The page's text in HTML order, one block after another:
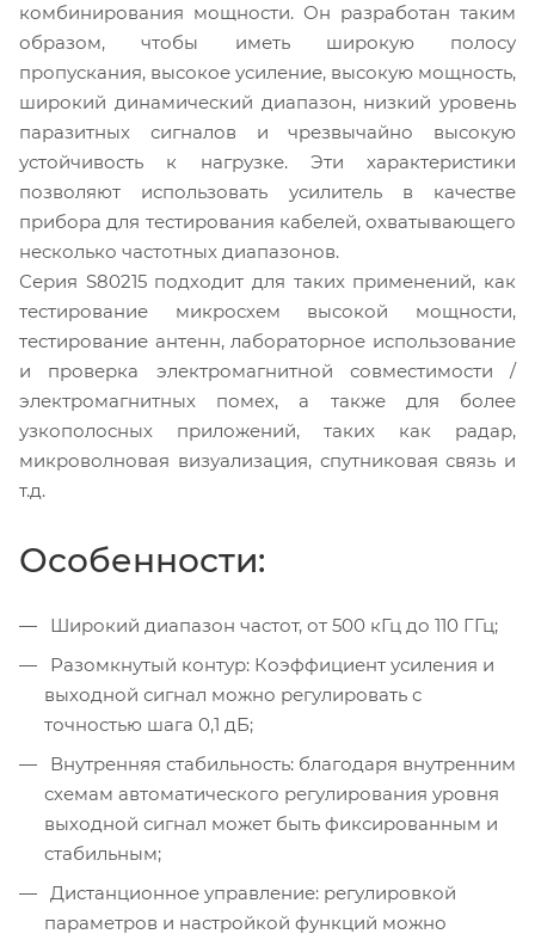
комбинирования мощности. Он разработан таким
образом, чтобы иметь широкую полосу
пропускания, высокое усиление, высокую мощность,
широкий динамический диапазон, низкий уровень
паразитных сигналов и чрезвычайно высокую
устойчивость к нагрузке. Эти характеристики
позволяют использовать усилитель в качестве
прибора для тестирования кабелей, охватывающего
несколько частотных диапазонов.
Серия S80215 подходит для таких применений, как
тестирование микросхем высокой мощности,
тестирование антенн, лабораторное использование
и проверка электромагнитной совместимости /
электромагнитных помех, а также для более
узкополосных приложений, таких как радар,
микроволновая визуализация, спутниковая связь и
т.д.
Особенности:
Широкий диапазон частот, от 500 кГц до 110 ГГц;
Разомкнутый контур: Коэффициент усиления и
выходной сигнал можно регулировать с
точностью шага 0,1 дБ;
Внутренняя стабильность: благодаря внутренним
схемам автоматического регулирования уровня
выходной сигнал может быть фиксированным и
стабильным;
Дистанционное управление: регулировкой
параметров и настройкой функций можно